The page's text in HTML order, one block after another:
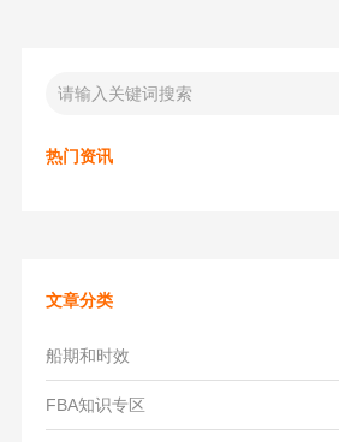
热门资讯
文章分类
船期和时效
FBA知识专区